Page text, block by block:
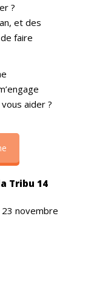
?
et des
faire
aider ?
Tribu 14
novembre